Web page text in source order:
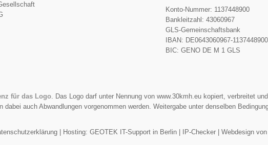
Konto-Nummer: 1137448900
Bankleitzahl: 43060967
GLS-Gemeinschaftsbank
IBAN: DE0643060967-1137448900
BIC: GENO DE M 1 GLS
für das Logo. Das Logo darf unter Nennung von www.30kmh.eu kopiert, verbreitet
dabei auch Abwandlungen vorgenommen werden. Weitergabe unter denselben
| Hosting: GEOTEK IT-Support in Berlin IP-Checker Webdesign